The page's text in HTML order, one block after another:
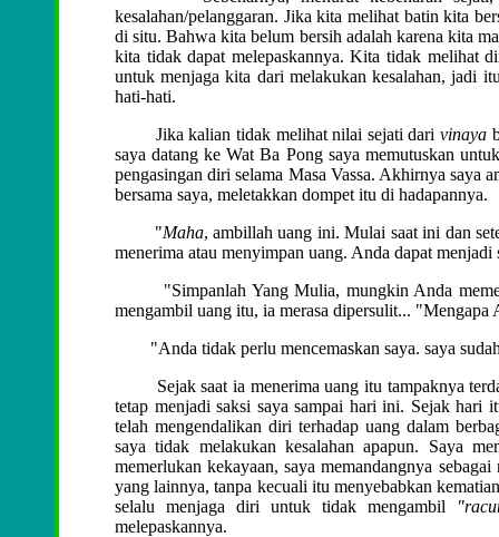
kesalahan/pelanggaran. Jika kita melihat batin kita
di situ. Bahwa kita belum bersih adalah karena kita
kita tidak dapat melepaskannya. Kita tidak melihat
untuk menjaga kita dari melakukan kesalahan, jadi
hati-hati.
Jika kalian tidak melihat nilai sejati dari vinaya
saya datang ke Wat Ba Pong saya memutuskan
pengasingan diri selama Masa Vassa. Akhirnya saya
bersama saya, meletakkan dompet itu di hadapannya.
"Maha, ambillah uang ini. Mulai saat ini dan
menerima atau menyimpan uang. Anda dapat menjadi
"Simpanlah Yang Mulia, mungkin Anda
mengambil uang itu, ia merasa dipersulit...
"Anda tidak perlu mencemaskan saya. saya
Sejak saat ia menerima uang itu tampaknya
tetap menjadi saksi saya sampai hari ini. Sejak hari
telah mengendalikan diri terhadap uang dalam
saya tidak melakukan kesalahan apapun. Saya
memerlukan kekayaan, saya memandangnya
yang lainnya, tanpa kecuali itu menyebabkan
selalu menjaga diri untuk tidak mengambil
melepaskannya.